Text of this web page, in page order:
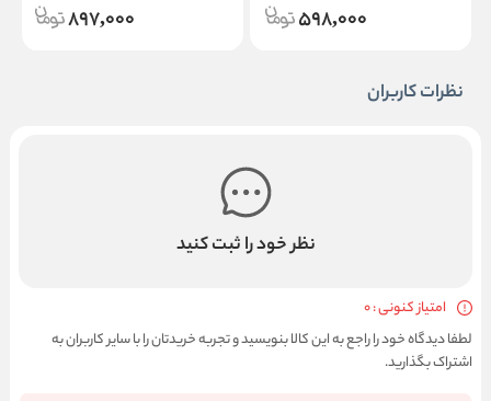
598,000
897,000
نظرات کاربران
نظر خود را ثبت کنید
امتیاز کنونی : 0
لطفا دیدگاه خود را راجع به این کالا بنویسید و تجربه خریدتان را با سایر کاربران به
اشتراک بگذارید.